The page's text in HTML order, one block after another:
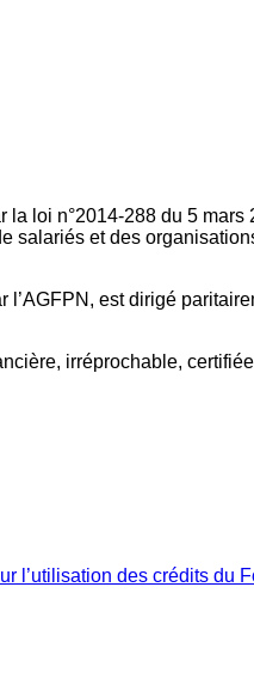
loi n°2014-288 du 5
et des
est dirigé
irréprochable,
l’utilisation des crédits du